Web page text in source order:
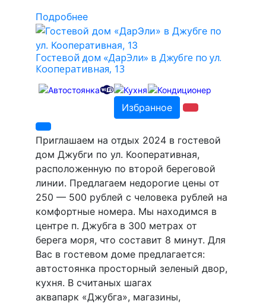
Подробнее
Гостевой дом «ДарЭли» в Джубге по ул.
Кооперативная, 13
Избранное
Приглашаем на отдых 2024 в гостевой
дом Джубги по ул. Кооперативная,
расположенную по второй береговой
линии. Предлагаем недорогие цены от
250 — 500 рублей с человека рублей на
комфортные номера. Мы находимся в
центре п. Джубга в 300 метрах от
берега моря, что составит 8 минут. Для
Вас в гостевом доме предлагается:
автостоянка просторный зеленый двор,
кухня. В считаных шагах
аквапарк «Джубга», магазины,